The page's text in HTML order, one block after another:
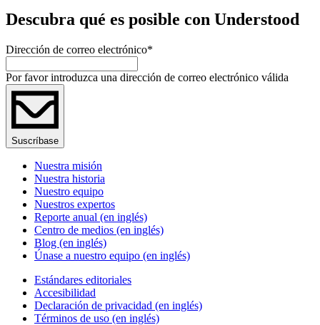
Descubra qué es posible con Understood
Dirección de correo electrónico*
Por favor introduzca una dirección de correo electrónico válida
Suscríbase
Nuestra misión
Nuestra historia
Nuestro equipo
Nuestros expertos
Reporte anual (en inglés)
Centro de medios (en inglés)
Blog (en inglés)
Únase a nuestro equipo (en inglés)
Estándares editoriales
Accesibilidad
Declaración de privacidad (en inglés)
Términos de uso (en inglés)